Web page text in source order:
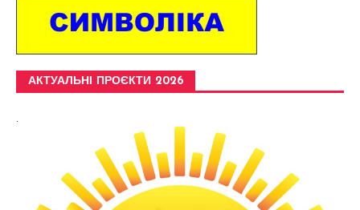
АКТУАЛЬНІ ПРОЄКТИ 2026